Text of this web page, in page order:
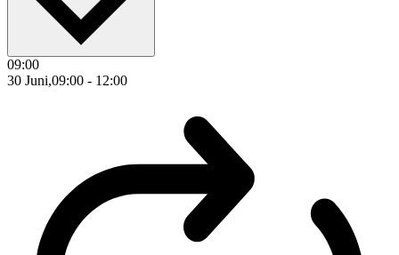
09:00
30 Juni,09:00 - 12:00